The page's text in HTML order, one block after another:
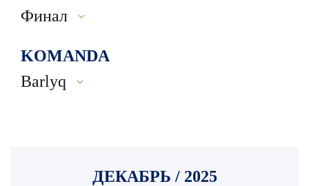
Финал
KOMANDA
Barlyq
ДЕКАБРЬ / 2025